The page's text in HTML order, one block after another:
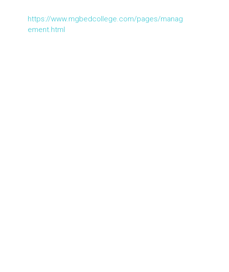
https://www.mgbedcollege.com/pages/manag
ement.html